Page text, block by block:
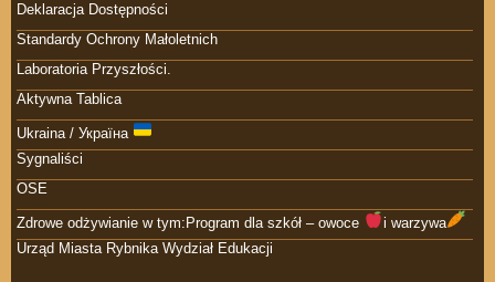
Deklaracja Dostępności
Standardy Ochrony Małoletnich
Laboratoria Przyszłości.
Aktywna Tablica
Ukraina / Україна
Sygnaliści
OSE
Zdrowe odżywianie w tym:Program dla szkół – owoce
i warzywa
Urząd Miasta Rybnika Wydział Edukacji